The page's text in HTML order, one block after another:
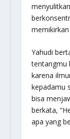
Yahudi
tentangmu
karena
kepadamu
bisa
berkata,
apa yang